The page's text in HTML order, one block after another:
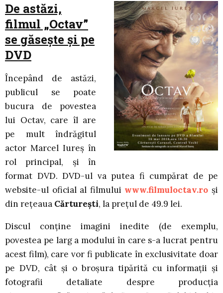
De astăzi,
filmul „Octav”
se găsește și pe
DVD
Începând de astăzi,
publicul se poate
bucura de povestea
lui Octav, care îl are
pe mult îndrăgitul
actor Marcel Iureș în
rol principal, și în
format DVD. DVD-ul va putea fi cumpărat de pe
website-ul oficial al filmului www.filmuloctav.ro și
din rețeaua Cărturești, la prețul de 49.9 lei.
Discul conține imagini inedite (de exemplu,
povestea pe larg a modului în care s-a lucrat pentru
acest film), care vor fi publicate în exclusivitate doar
pe DVD, cât și o broșura tipărită cu informații și
fotografii detaliate despre producția